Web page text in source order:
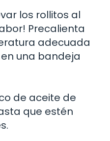
los rollitos al
Precalienta
adecuada
una bandeja
de aceite de
que estén